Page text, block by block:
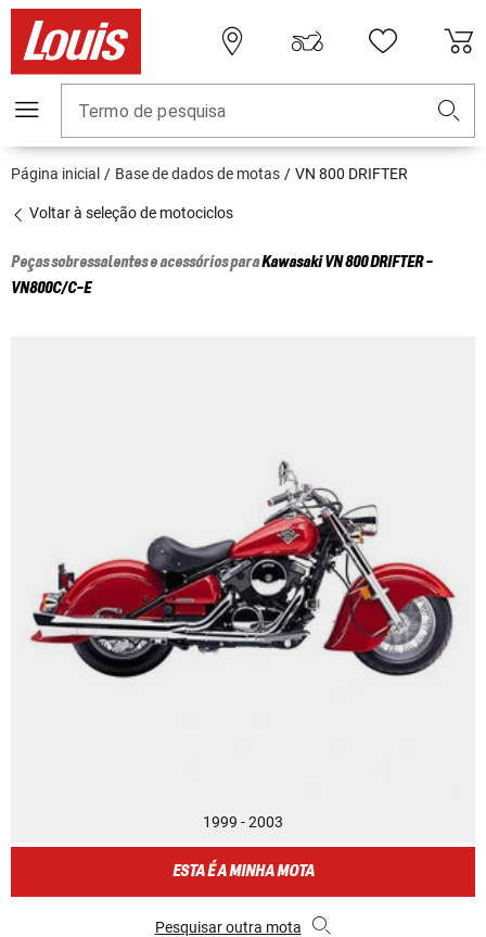
Termo de pesquisa
Página inicial Base de dados de motas VN 800 DRIFTER
Voltar à seleção de motociclos
Peças sobressalentes e acessórios paraKawasakiVN 800 DRIFTER -
VN800C/C-E
1999 - 2003
ESTA É A MINHA MOTA
Pesquisar outra mota